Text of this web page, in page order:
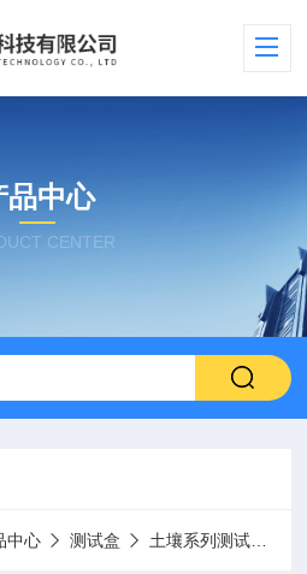
品中心
CENTER
中心 测试盒 土壤系列测试盒